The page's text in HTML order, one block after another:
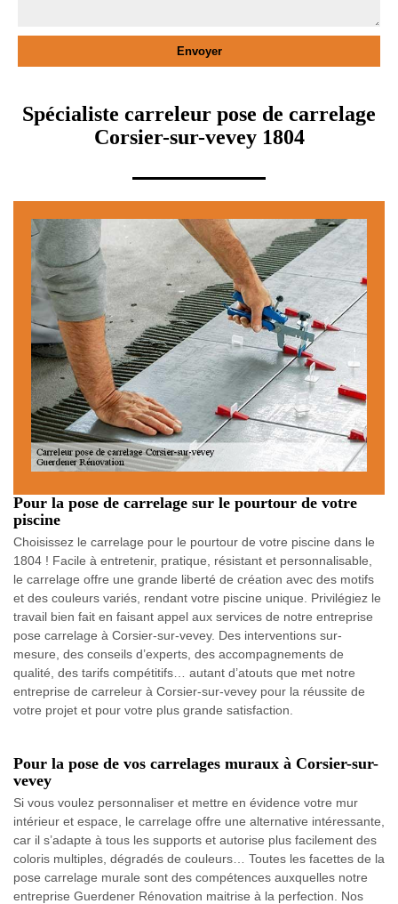
Spécialiste carreleur pose de carrelage
Corsier-sur-vevey 1804
Pour la pose de carrelage sur le pourtour de votre
piscine
Choisissez le carrelage pour le pourtour de votre piscine dans le
1804 ! Facile à entretenir, pratique, résistant et personnalisable,
le carrelage offre une grande liberté de création avec des motifs
et des couleurs variés, rendant votre piscine unique. Privilégiez le
travail bien fait en faisant appel aux services de notre entreprise
pose carrelage à Corsier-sur-vevey. Des interventions sur-
mesure, des conseils d’experts, des accompagnements de
qualité, des tarifs compétitifs… autant d’atouts que met notre
entreprise de carreleur à Corsier-sur-vevey pour la réussite de
votre projet et pour votre plus grande satisfaction.
Pour la pose de vos carrelages muraux à Corsier-sur-
vevey
Si vous voulez personnaliser et mettre en évidence votre mur
intérieur et espace, le carrelage offre une alternative intéressante,
car il s’adapte à tous les supports et autorise plus facilement des
coloris multiples, dégradés de couleurs… Toutes les facettes de la
pose carrelage murale sont des compétences auxquelles notre
entreprise Guerdener Rénovation maitrise à la perfection. Nos